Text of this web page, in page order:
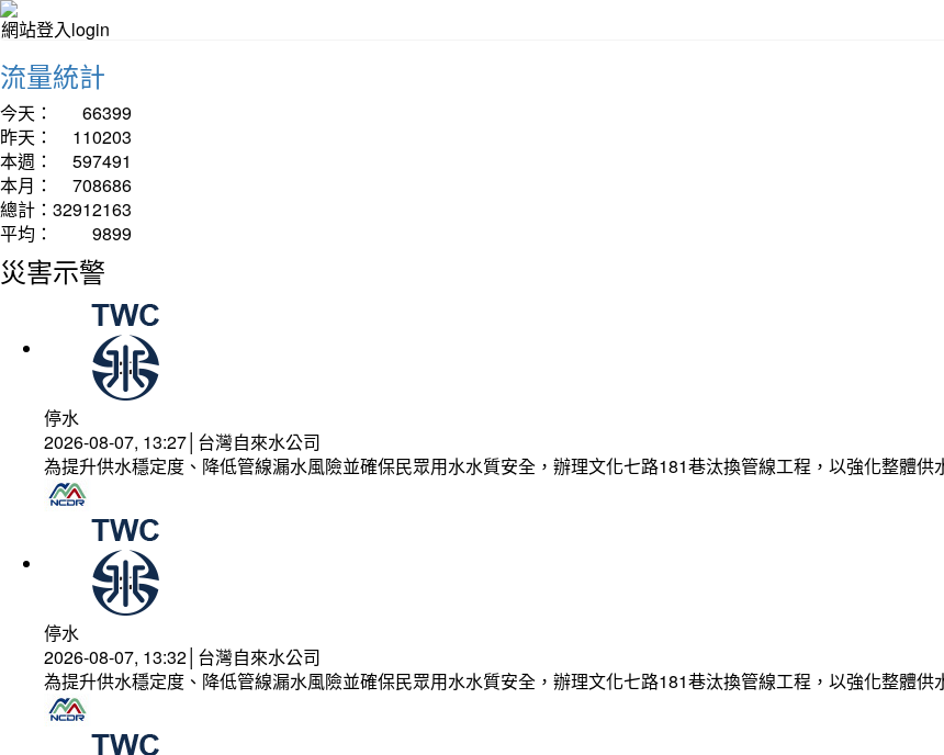
網站登入login
流量統計
今天：
66399
昨天：
110203
本週：
597491
本月：
708686
總計： 32912163
平均：
9899
災害示警
停水
2026-08-07, 13:27│台灣自來水公司
為提升供水穩定度、降低管線漏水風險並確保民眾用水水質安全，辦理文化七路181巷汰換管線工程，以強化整體供
停水
2026-08-07, 13:32│台灣自來水公司
為提升供水穩定度、降低管線漏水風險並確保民眾用水水質安全，辦理文化七路181巷汰換管線工程，以強化整體供